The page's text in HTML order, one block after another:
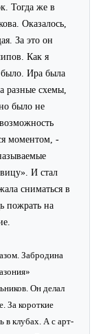
Тогда же в
Оказалось,
За это он
Как я
было. Ира была
разные схемы,
было не
моментом, -
И стал
сниматься в
пожрать на
Забродина
Он делал
За короткие
в клубах. А с арт-